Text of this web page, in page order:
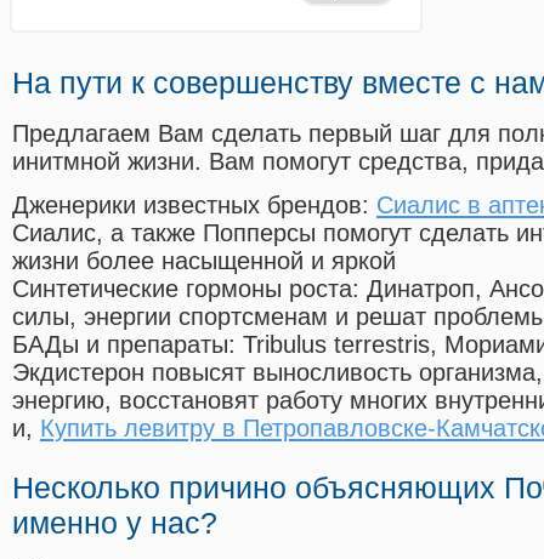
На пути к совершенству вместе с
Предлагаем Вам сделать первый шаг для
инитмной жизни. Вам помогут средства,
Дженерики известных брендов: Сиалис в
Сиалис, а также Попперсы помогут сделать
жизни более насыщенной и яркой
Синтетические гормоны роста: Динатроп,
силы, энергии спортсменам и решат
БАДы и препараты: Tribulus terrestris,
Экдистерон повысят выносливость
энергию, восстановят работу многих
и, Купить левитру в Петропавловске-
Несколько причино объясняющих
именно у нас?